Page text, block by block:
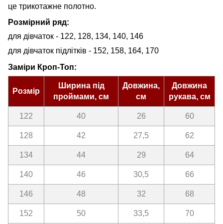
це трикотажне полотно.
Розмірний ряд:
для дівчаток - 122, 128, 134, 140, 146
для дівчаток підлітків - 152, 158, 164, 170
Заміри Кроп-Топ:
Розмір
Ширина під
проймами, см
Довжина,
см
Довжина
рукава, см
122 40 26 60
128 42 27,5 62
134 44 29 64
140 46 30,5 66
146 48 32 68
152 50 33,5 70